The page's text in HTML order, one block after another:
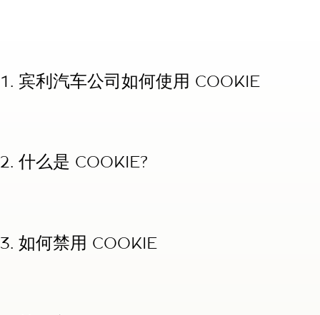
1. 宾利汽车公司如何使用 COOKIE
2. 什么是 COOKIE?
3. 如何禁用 COOKIE